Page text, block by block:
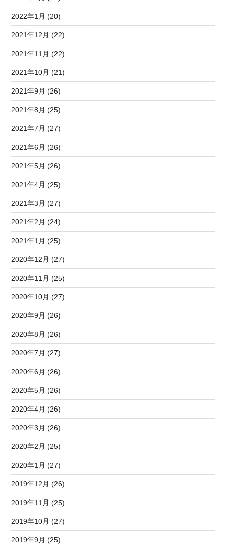
2022年1月 (20)
2021年12月 (22)
2021年11月 (22)
2021年10月 (21)
2021年9月 (26)
2021年8月 (25)
2021年7月 (27)
2021年6月 (26)
2021年5月 (26)
2021年4月 (25)
2021年3月 (27)
2021年2月 (24)
2021年1月 (25)
2020年12月 (27)
2020年11月 (25)
2020年10月 (27)
2020年9月 (26)
2020年8月 (26)
2020年7月 (27)
2020年6月 (26)
2020年5月 (26)
2020年4月 (26)
2020年3月 (26)
2020年2月 (25)
2020年1月 (27)
2019年12月 (26)
2019年11月 (25)
2019年10月 (27)
2019年9月 (25)